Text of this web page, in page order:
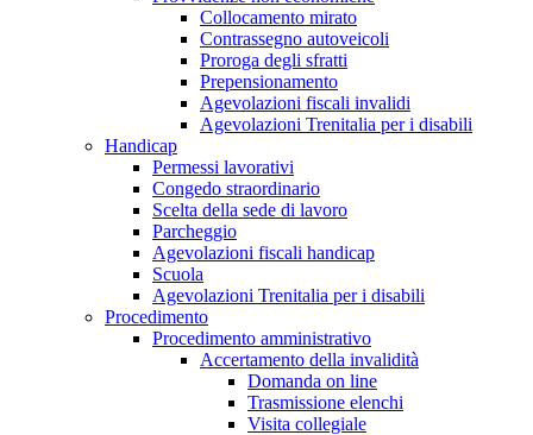
Collocamento mirato
Contrassegno autoveicoli
Proroga degli sfratti
Prepensionamento
Agevolazioni fiscali invalidi
Agevolazioni Trenitalia per i disabili
Handicap
Permessi lavorativi
Congedo straordinario
Scelta della sede di lavoro
Parcheggio
Agevolazioni fiscali handicap
Scuola
Agevolazioni Trenitalia per i disabili
Procedimento
Procedimento amministrativo
Accertamento della invalidità
Domanda on line
Trasmissione elenchi
Visita collegiale